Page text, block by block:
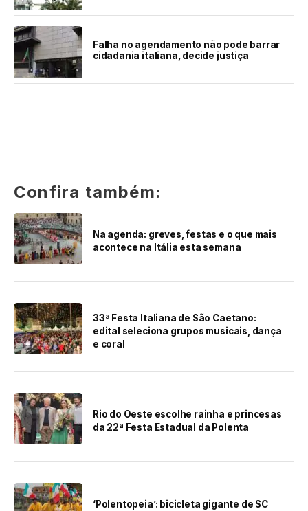
Falha no agendamento não pode barrar
cidadania italiana, decide justiça
Confira também:
Na agenda: greves, festas e o que mais
acontece na Itália esta semana
33ª Festa Italiana de São Caetano:
edital seleciona grupos musicais, dança
e coral
Rio do Oeste escolhe rainha e princesas
da 22ª Festa Estadual da Polenta
‘Polentopeia’: bicicleta gigante de SC